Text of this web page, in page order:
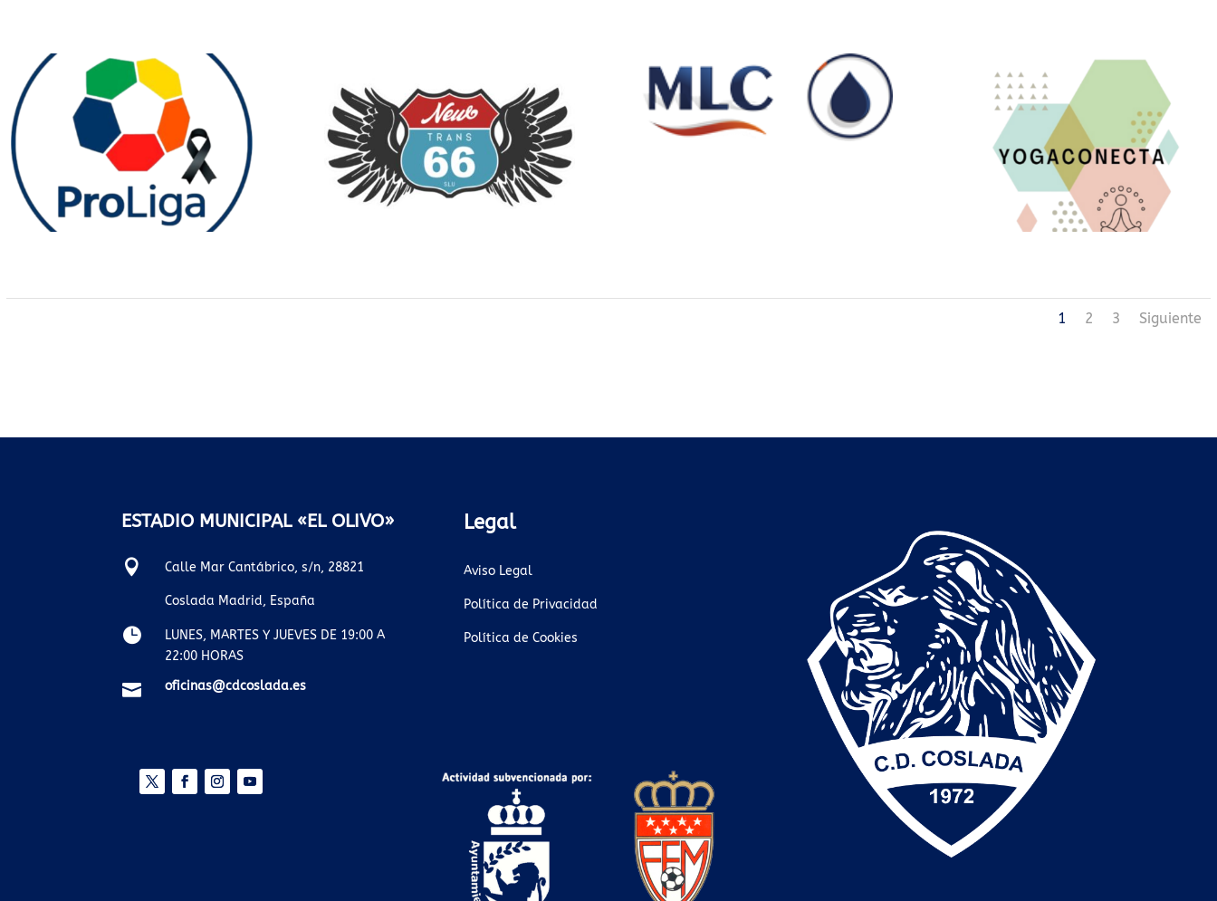
1 2 3 Siguiente
ESTADIO MUNICIPAL «EL OLIVO»
 Calle Mar Cantábrico, s/n, 28821
Coslada Madrid, España

LUNES, MARTES Y JUEVES DE 19:00 A
22:00 HORAS
 oficinas@cdcoslada.es
Legal
Aviso Legal
Política de Privacidad
Política de Cookies